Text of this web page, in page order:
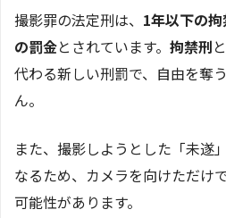
撮影罪の法定刑は、 1年以下の
の罰金とされています。 拘禁刑
代わる新しい刑罰で、自由を奪
ん。
また、撮影しようとした「未遂
なるため、カメラを向けただけ
可能性があります。